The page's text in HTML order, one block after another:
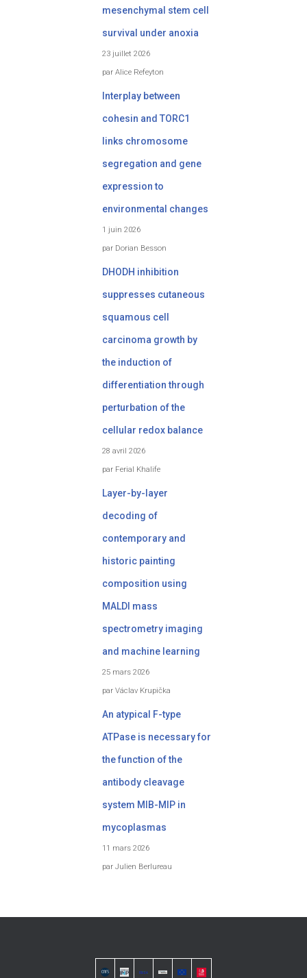
mesenchymal stem cell
survival under anoxia
23 juillet 2026
par Alice Refeyton
Interplay between
cohesin and TORC1
links chromosome
segregation and gene
expression to
environmental changes
1 juin 2026
par Dorian Besson
DHODH inhibition
suppresses cutaneous
squamous cell
carcinoma growth by
the induction of
differentiation through
perturbation of the
cellular redox balance
28 avril 2026
par Ferial Khalife
Layer-by-layer
decoding of
contemporary and
historic painting
composition using
MALDI mass
spectrometry imaging
and machine learning
25 mars 2026
par Václav Krupička
An atypical F-type
ATPase is necessary for
the function of the
antibody cleavage
system MIB-MIP in
mycoplasmas
11 mars 2026
par Julien Berlureau